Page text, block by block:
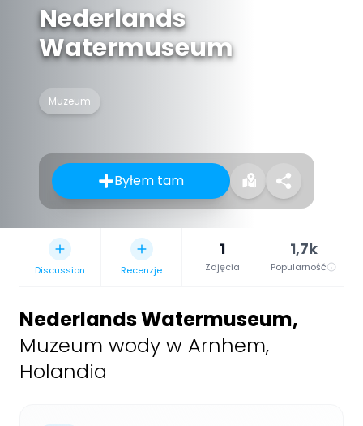
Nederlands
Watermuseum
Muzeum
Byłem tam
Discussion Recenzje
1
Zdjęcia
1,7k
Popularność
Nederlands Watermuseum,
Muzeum wody w Arnhem,
Holandia